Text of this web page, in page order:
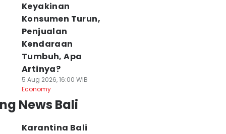
Keyakinan
Konsumen Turun,
Penjualan
Kendaraan
Tumbuh, Apa
Artinya?
5 Aug 2026, 16:00 WIB
Economy
News Bali
Karantina Bali